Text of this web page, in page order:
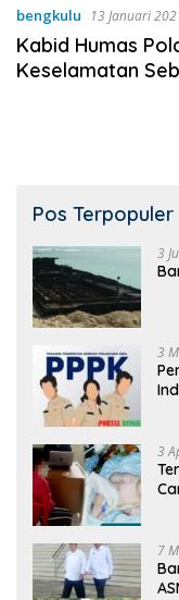
bengkulu 13 Januari
Kabid Humas
Keselamatan
Pos Terpopuler
3
3
3
7